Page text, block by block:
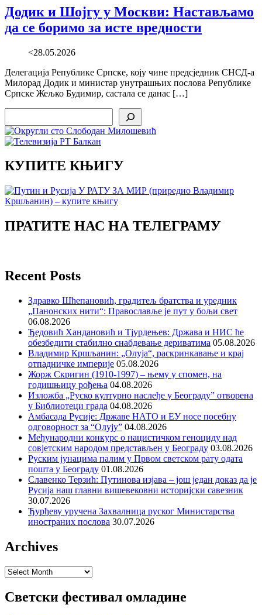
Додик и Шојгу у Москви: Настављамо
да се боримо за исте вредности
<28.05.2026
Делегација Републике Српске, коју чине предсједник СНСД-а
Милорад Додик и министар унутрашњих послова Републике
Српске Жељко Будимир, састала се данас […]
КУПИТЕ КЊИГУ
ПРАТИТЕ НАС НА ТЕЛЕГРАМУ
Recent Posts
Здравко Шћепановић, градитељ братства и уредник
„Панонских нити“: Православље је пут у бољи свет
06.08.2026
Ђедовић Хандановић и Тјурдењев: Држава и НИС ће
обезбедити стабилно снабдевање дериватима 05.08.2026
Владимир Кршљанин: „Олуја“, раскринкавање и крај
отпадничке империје 05.08.2026
Жорж Скригин (1910-1997) – њему у спомен, на
годишњицу рођења 04.08.2026
Изложба „Руско културно наслеђе у Београду” отворена
у Библиотеци града 04.08.2026
Амбасада Русије: Државе НАТО и ЕУ носе посебну
одговорност за “Олују” 04.08.2026
Међународни конкурс о нацистичком геноциду над
совјетским народом представљен у Београду 03.08.2026
Руским јунацима палим у Првом светском рату одата
пошта у Београду 01.08.2026
Славенко Терзић: Путинова изјава – још један доказ да је
Русија наш главни вишевековни историјски савезник
30.07.2026
Ђурђеву уручена Захвалница руског Министарства
иностраних послова 30.07.2026
Archives
Archives
Светски фестивал омладине